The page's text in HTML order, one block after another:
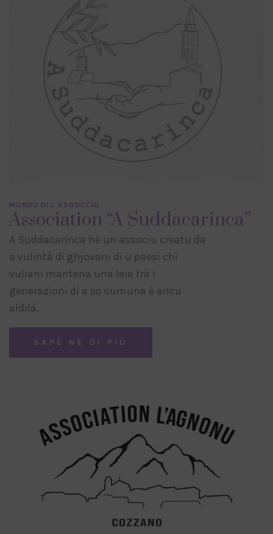
MONDU DI L'ASSOCCIU
Association “A Suddacarinca”
A Suddacarinca hè un associu creatu da
a vulintà di ghjovani di u paesi chì
vuliani mantena una leia trà i
generazioni di a so cumuna è ancu
aldilà.
SAPÈ NE DI PIÙ